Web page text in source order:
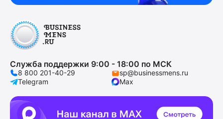
Служба поддержки 9:00 - 18:00 по МСК
8 800 201-40-29
sp@businessmens.ru
Telegram
Max